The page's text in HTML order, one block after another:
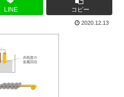
LINE コピー
2020.12.13